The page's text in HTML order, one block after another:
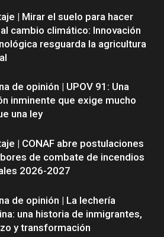
| Mirar el suelo para hacer
cambio climático: Innovación
resguarda la agricultura
de opinión | UPOV 91: Una
inminente que exige mucho
una ley
| CONAF abre postulaciones
de combate de incendios
2026-2027
de opinión | La lechería
una historia de inmigrantes,
y transformación